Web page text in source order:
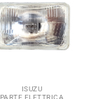
ISUZU